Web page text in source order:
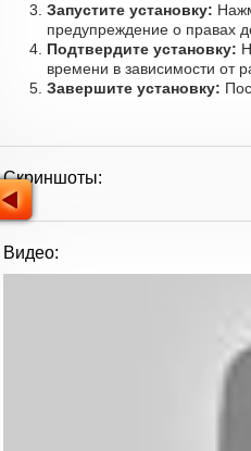
Запустите установку:
предупреждение о правах
Подтвердите установку:
времени в зависимости от
Завершите установку:
Скриншоты:
Видео: